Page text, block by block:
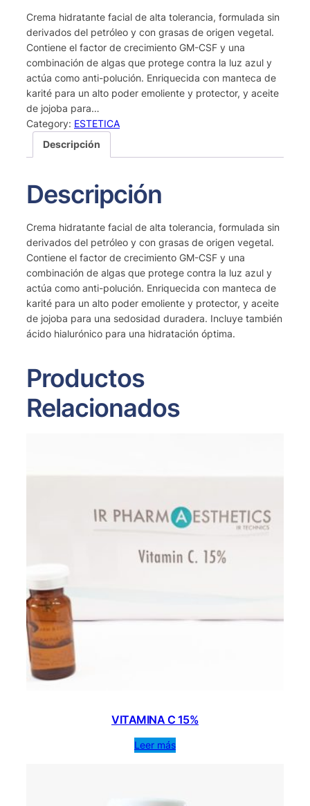
Crema hidratante facial de alta tolerancia, formulada sin
derivados del petróleo y con grasas de origen vegetal.
Contiene el factor de crecimiento GM-CSF y una
combinación de algas que protege contra la luz azul y
actúa como anti-polución. Enriquecida con manteca de
karité para un alto poder emoliente y protector, y aceite
de jojoba para…
Category: ESTETICA
Descripción
Descripción
Crema hidratante facial de alta tolerancia, formulada sin
derivados del petróleo y con grasas de origen vegetal.
Contiene el factor de crecimiento GM-CSF y una
combinación de algas que protege contra la luz azul y
actúa como anti-polución. Enriquecida con manteca de
karité para un alto poder emoliente y protector, y aceite
de jojoba para una sedosidad duradera. Incluye también
ácido hialurónico para una hidratación óptima.
Productos
Relacionados
VITAMINA C 15%
Leer más